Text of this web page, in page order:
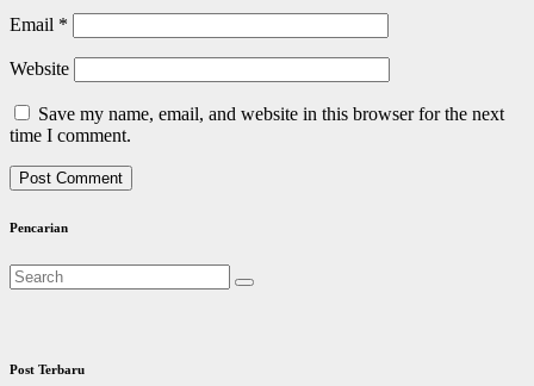
Email *
Website
Save my name, email, and website in this browser for the next
time I comment.
Pencarian
Post Terbaru